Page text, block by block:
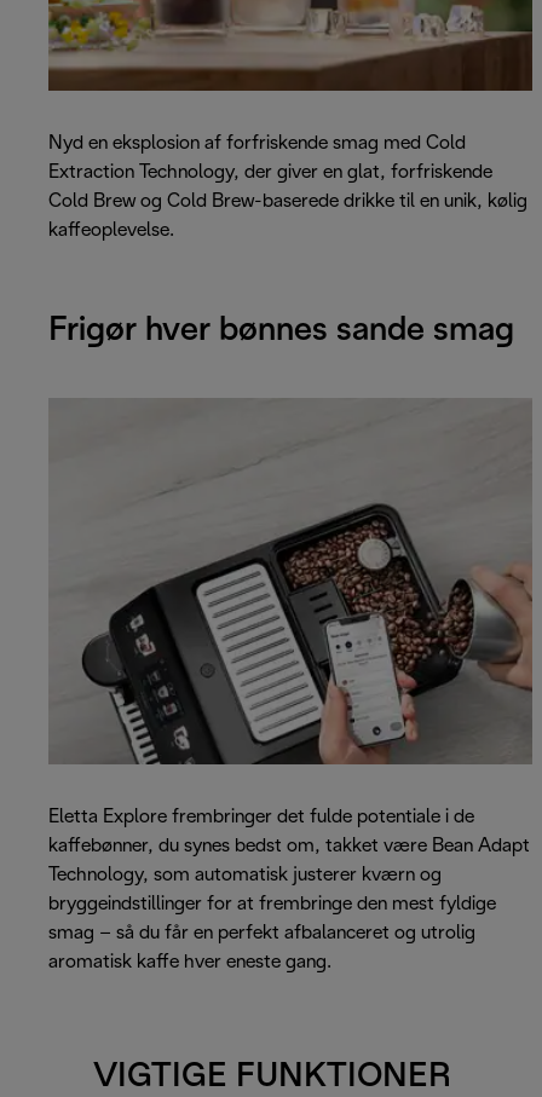
Nyd en eksplosion af forfriskende smag med Cold
Extraction Technology, der giver en glat, forfriskende
Cold Brew og Cold Brew-baserede drikke til en unik, kølig
kaffeoplevelse.
Frigør hver bønnes sande smag
Eletta Explore frembringer det fulde potentiale i de
kaffebønner, du synes bedst om, takket være Bean Adapt
Technology, som automatisk justerer kværn og
bryggeindstillinger for at frembringe den mest fyldige
smag – så du får en perfekt afbalanceret og utrolig
aromatisk kaffe hver eneste gang.
VIGTIGE FUNKTIONER